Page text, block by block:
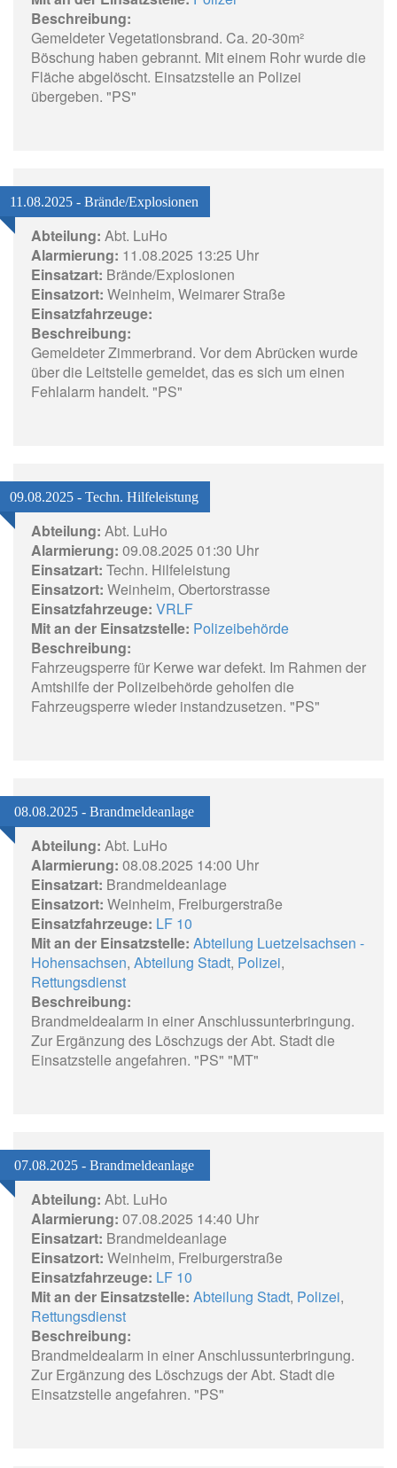
Beschreibung:
Gemeldeter Vegetationsbrand. Ca. 20-30m²
Böschung haben gebrannt. Mit einem Rohr wurde die
Fläche abgelöscht. Einsatzstelle an Polizei
übergeben. "PS"
11.08.2025 - Brände/Explosionen
Abteilung: Abt. LuHo
Alarmierung: 11.08.2025 13:25 Uhr
Einsatzart: Brände/Explosionen
Einsatzort: Weinheim, Weimarer Straße
Einsatzfahrzeuge:
Beschreibung:
Gemeldeter Zimmerbrand. Vor dem Abrücken wurde
über die Leitstelle gemeldet, das es sich um einen
Fehlalarm handelt. "PS"
09.08.2025 - Techn. Hilfeleistung
Abteilung: Abt. LuHo
Alarmierung: 09.08.2025 01:30 Uhr
Einsatzart: Techn. Hilfeleistung
Einsatzort: Weinheim, Obertorstrasse
Einsatzfahrzeuge: VRLF
Mit an der Einsatzstelle: Polizeibehörde
Beschreibung:
Fahrzeugsperre für Kerwe war defekt. Im Rahmen der
Amtshilfe der Polizeibehörde geholfen die
Fahrzeugsperre wieder instandzusetzen. "PS"
08.08.2025 - Brandmeldeanlage
Abteilung: Abt. LuHo
Alarmierung: 08.08.2025 14:00 Uhr
Einsatzart: Brandmeldeanlage
Einsatzort: Weinheim, Freiburgerstraße
Einsatzfahrzeuge: LF 10
Mit an der Einsatzstelle: Abteilung Luetzelsachsen -
Hohensachsen, Abteilung Stadt, Polizei,
Rettungsdienst
Beschreibung:
Brandmeldealarm in einer Anschlussunterbringung.
Zur Ergänzung des Löschzugs der Abt. Stadt die
Einsatzstelle angefahren. "PS" "MT"
07.08.2025 - Brandmeldeanlage
Abteilung: Abt. LuHo
Alarmierung: 07.08.2025 14:40 Uhr
Einsatzart: Brandmeldeanlage
Einsatzort: Weinheim, Freiburgerstraße
Einsatzfahrzeuge: LF 10
Mit an der Einsatzstelle: Abteilung Stadt, Polizei,
Rettungsdienst
Beschreibung:
Brandmeldealarm in einer Anschlussunterbringung.
Zur Ergänzung des Löschzugs der Abt. Stadt die
Einsatzstelle angefahren. "PS"